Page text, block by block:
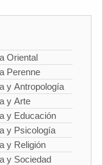
Oriental
Perenne
y Antropología
y Arte
y Educación
y Psicología
y Religión
y Sociedad